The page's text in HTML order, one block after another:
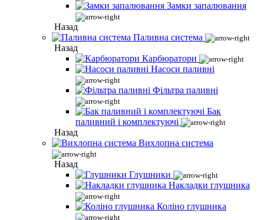
Замки запалювання
Назад
Паливна система
Назад
Карбюратори
Насоси паливні
Фільтра паливні
Бак
паливний і комплектуючі
Назад
Вихлопна система
Назад
Глушники
Накладки глушника
Коліно глушника